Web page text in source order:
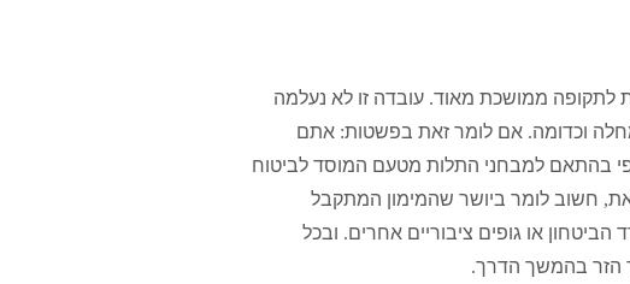
לתקופה ממושכת מאוד. עובדה זו לא נעלמה
וכדומה. אם לומר זאת בפשטות: אתם
בהתאם למבחני התלות מטעם המוסד לביטוח
, חשוב לומר ביושר שהמימון המתקבל
הביטחון או גופים ציבוריים אחרים. ובכל
הזר בהמשך הדרך.